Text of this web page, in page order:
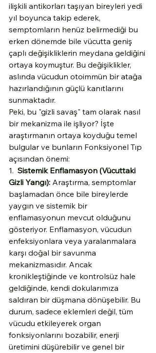
ilişkili antikorları taşıyan bireyleri yedi
yıl boyunca takip ederek,
semptomların henüz belirmediği bu
erken dönemde bile vücutta geniş
çaplı değişikliklerin meydana geldiğini
ortaya koymuştur. Bu değişiklikler,
aslında vücudun otoimmün bir atağa
hazırlandığının güçlü kanıtlarını
sunmaktadır.
Peki, bu "gizli savaş" tam olarak nasıl
bir mekanizma ile işliyor? İşte
araştırmanın ortaya koyduğu temel
bulgular ve bunların Fonksiyonel Tıp
açısından önemi:
1. Sistemik Enflamasyon (Vücuttaki
Gizli Yangı): Araştırma, semptomlar
başlamadan önce bile bireylerde
yaygın ve sistemik bir
enflamasyonun mevcut olduğunu
gösteriyor. Enflamasyon, vücudun
enfeksiyonlara veya yaralanmalara
karşı doğal bir savunma
mekanizmasıdır. Ancak
kronikleştiğinde ve kontrolsüz hale
geldiğinde, kendi dokularımıza
saldıran bir düşmana dönüşebilir. Bu
durum, sadece eklemleri değil, tüm
vücudu etkileyerek organ
fonksiyonlarını bozabilir, enerji
üretimini düşürebilir ve genel bir